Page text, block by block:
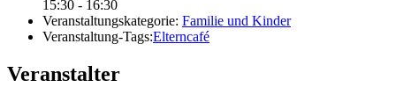
15:30 - 16:30
Veranstaltungskategorie: Familie und Kinder
Veranstaltung-Tags:Elterncafé
Veranstalter